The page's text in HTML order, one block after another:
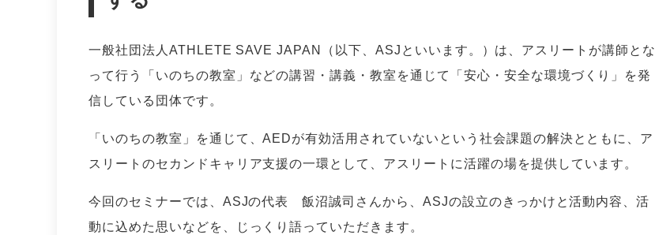
一般社団法人ATHLETE SAVE JAPAN（以下、ASJといいます。）は、アスリートが講師とな
って行う「いのちの教室」などの講習・講義・教室を通じて「安心・安全な環境づくり」を発
信している団体です。
「いのちの教室」を通じて、AEDが有効活用されていないという社会課題の解決とともに、ア
スリートのセカンドキャリア支援の一環として、アスリートに活躍の場を提供しています。
今回のセミナーでは、ASJの代表 飯沼誠司さんから、ASJの設立のきっかけと活動内容、活
動に込めた思いなどを、じっくり語っていただきます。